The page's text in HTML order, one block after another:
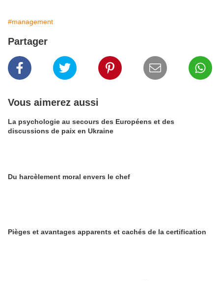
#management
Partager
Vous aimerez aussi
La psychologie au secours des Européens et des
discussions de paix en Ukraine
Du harcèlement moral envers le chef
Pièges et avantages apparents et cachés de la certification